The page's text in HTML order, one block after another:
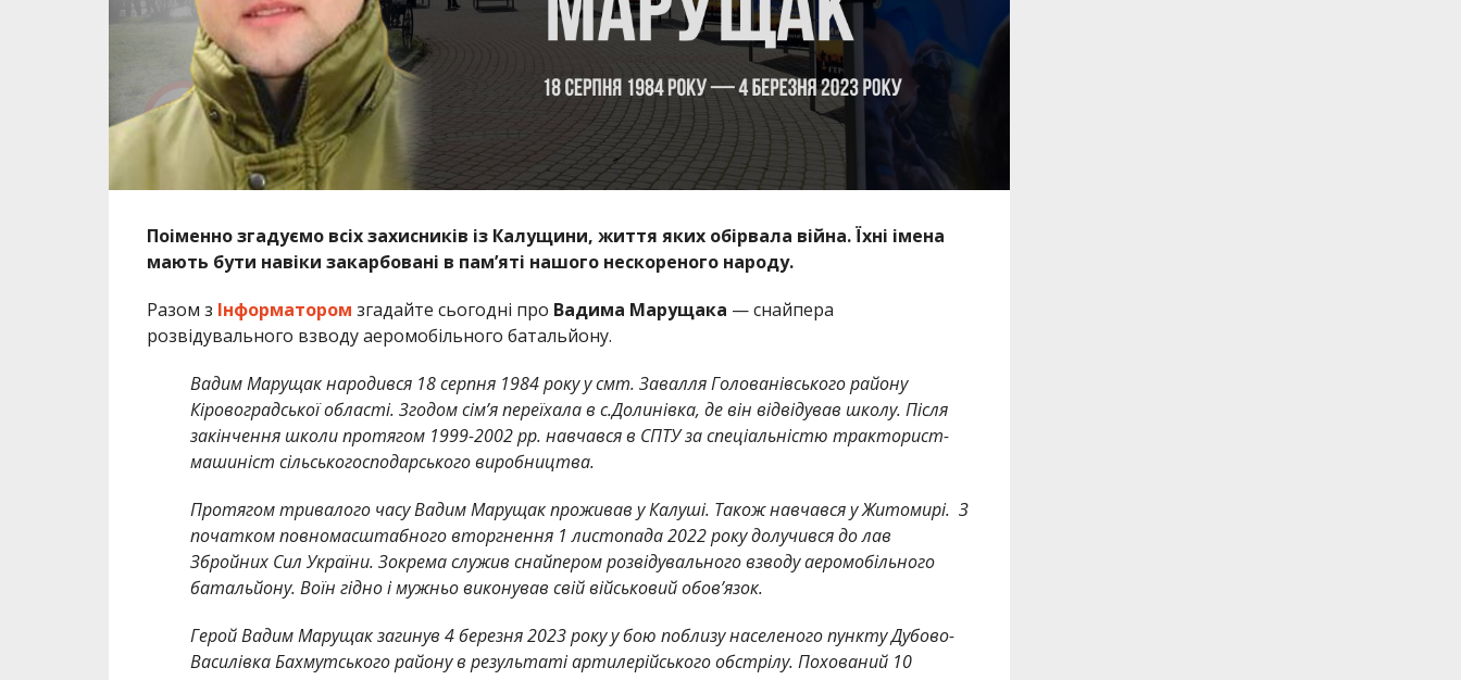
Поіменно згадуємо всіх захисників із Калущини, життя яких обірвала війна. Їхні імена
мають бути навіки закарбовані в пам’яті нашого нескореного народу.
Разом з Інформатором згадайте сьогодні про Вадима Марущака — снайпера
розвідувального взводу аеромобільного батальйону.
Вадим Марущак народився 18 серпня 1984 року у смт. Завалля Голованівського району
Кіровоградської області. Згодом сім’я переїхала в с.Долинівка, де він відвідував школу. Після
закінчення школи протягом 1999-2002 рр. навчався в СПТУ за спеціальністю тракторист-
машиніст сільськогосподарського виробництва.
Протягом тривалого часу Вадим Марущак проживав у Калуші. Також навчався у Житомирі. З
початком повномасштабного вторгнення 1 листопада 2022 року долучився до лав
Збройних Сил України. Зокрема служив снайпером розвідувального взводу аеромобільного
батальйону. Воїн гідно і мужньо виконував свій військовий обов’язок.
Герой Вадим Марущак загинув 4 березня 2023 року у бою поблизу населеного пункту Дубово-
Василівка Бахмутського району в результаті артилерійського обстрілу. Похований 10